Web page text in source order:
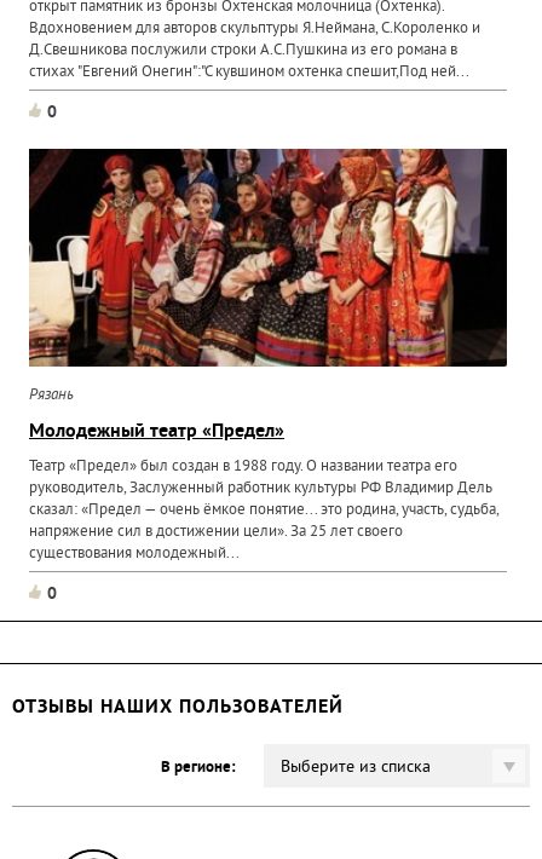
открыт памятник из бронзы Охтенская молочница (Охтенка).
Вдохновением для авторов скульптуры Я.Неймана, С.Короленко и
Д.Свешникова послужили строки А.С.Пушкина из его романа в
стихах "Евгений Онегин":"С кувшином охтенка спешит,Под ней...
0
Рязань
Молодежный театр «Предел»
Театр «Предел» был создан в 1988 году. О названии театра его
руководитель, Заслуженный работник культуры РФ Владимир Дель
сказал: «Предел — очень ёмкое понятие... это родина, участь, судьба,
напряжение сил в достижении цели». За 25 лет своего
существования молодежный...
0
ОТЗЫВЫ НАШИХ ПОЛЬЗОВАТЕЛЕЙ
В регионе: Выберите из списка